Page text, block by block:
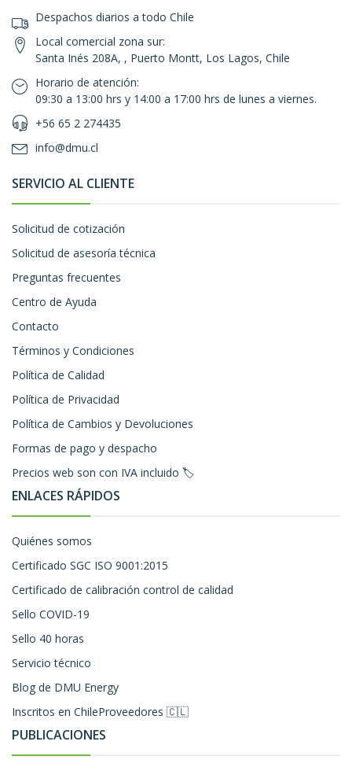
Despachos diarios a todo Chile
Local comercial zona sur:
Santa Inés 208A, , Puerto Montt, Los Lagos, Chile
Horario de atención:
09:30 a 13:00 hrs y 14:00 a 17:00 hrs de lunes a viernes.
+56 65 2 274435
info@dmu.cl
SERVICIO AL CLIENTE
Solicitud de cotización
Solicitud de asesoría técnica
Preguntas frecuentes
Centro de Ayuda
Contacto
Términos y Condiciones
Política de Calidad
Política de Privacidad
Política de Cambios y Devoluciones
Formas de pago y despacho
Precios web son con IVA incluido 🏷️
ENLACES RÁPIDOS
Quiénes somos
Certificado SGC ISO 9001:2015
Certificado de calibración control de calidad
Sello COVID-19
Sello 40 horas
Servicio técnico
Blog de DMU Energy
Inscritos en ChileProveedores 🇨🇱
PUBLICACIONES